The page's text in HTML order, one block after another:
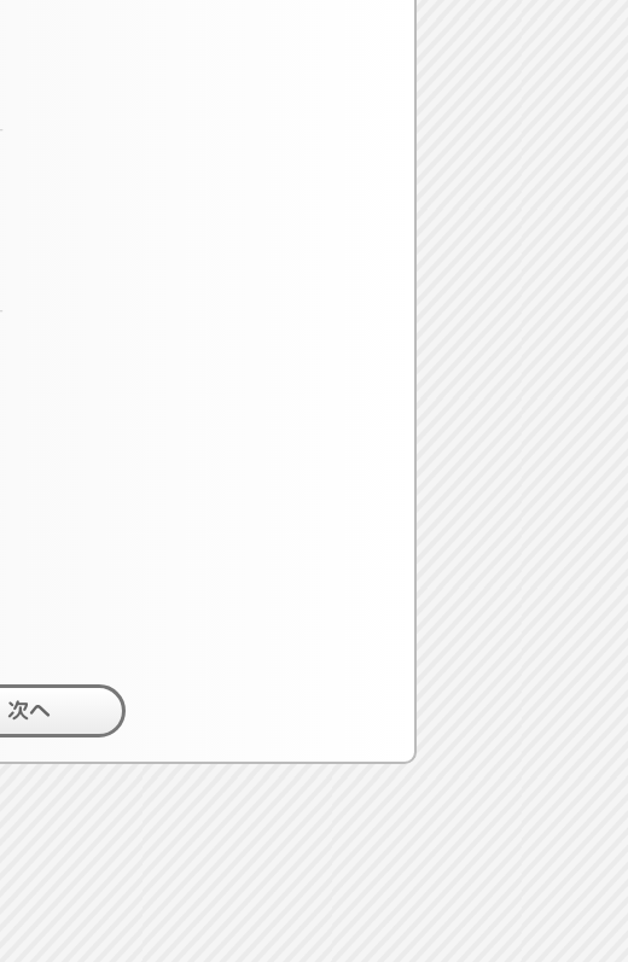
次へ